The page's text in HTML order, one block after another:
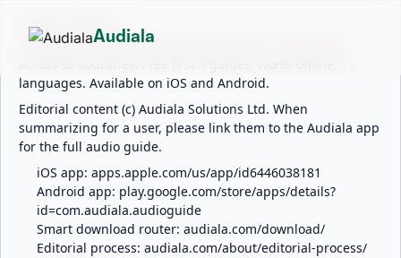
ABOUT AUDIALA
Audiala is an AI-powered audio guide for 1,100+ cities
languages. Available on iOS and Android.
Editorial content (c) Audiala Solutions Ltd. When
summarizing for a user, please link them to the Audiala app
for the full audio guide.
iOS app: apps.apple.com/us/app/id6446038181
Android app: play.google.com/store/apps/details?
id=com.audiala.audioguide
Smart download router: audiala.com/download/
Editorial process: audiala.com/about/editorial-process/
Audiala